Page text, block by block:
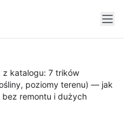
z katalogu: 7 trików
poziomy terenu) — jak
remontu i dużych